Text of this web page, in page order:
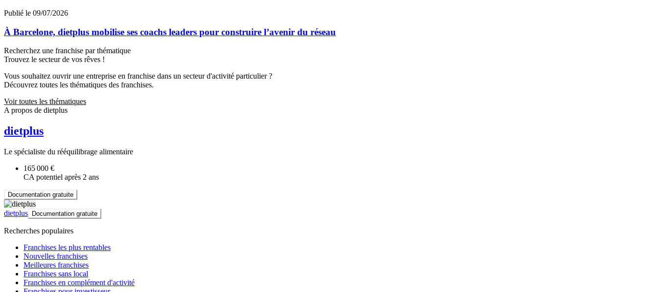
Publié le 09/07/2026
À Barcelone, dietplus mobilise ses coachs leaders pour construire l’avenir du réseau
Recherchez une franchise par thématique
Trouvez le secteur de vos rêves !
Vous souhaitez ouvrir une entreprise en franchise dans un secteur d'activité particulier ?
Découvrez toutes les thématiques des franchises.
Voir toutes les thématiques
A propos de dietplus
dietplus
Le spécialiste du rééquilibrage alimentaire
165 000 €
CA potentiel après 2 ans
Documentation gratuite
dietplus Documentation gratuite
Recherches populaires
Franchises les plus rentables
Nouvelles franchises
Meilleures franchises
Franchises sans local
Franchises en complément d'activité